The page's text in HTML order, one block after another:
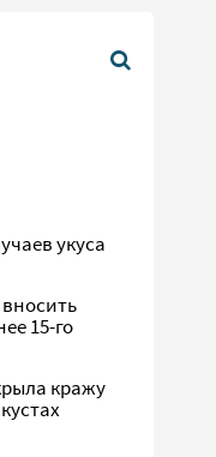
укуса
15-го
кражу